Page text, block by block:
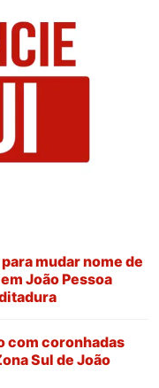
mudar nome de
João Pessoa
com coronhadas
Sul de João